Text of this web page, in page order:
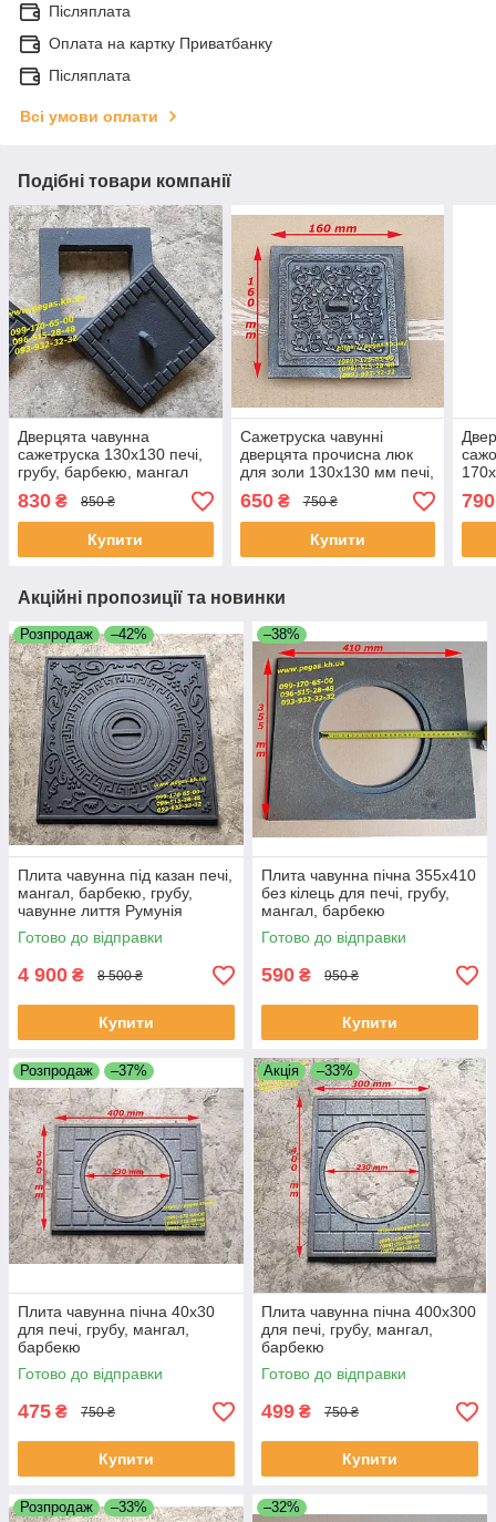
Післяплата
Оплата на картку Приватбанку
Післяплата
Всі умови оплати
Подібні товари компанії
Дверцята чавунна
сажетруска 130х130 печі,
грубу, барбекю, мангал
830 ₴ 850 ₴
Купити
Сажетруска чавунні
дверцята прочисна люк
для золи 130х130 мм печі,
мангал, барбекю
650₴ 750 ₴
Купити
790
Акційні пропозиції та новинки
Розпродаж –42%
Плита чавунна під казан печі,
мангал, барбекю, грубу,
чавунне лиття Румунія
Готово до відправки
4 900 ₴ 8 500 ₴
Купити
–38%
Плита чавунна пічна 355х410
без кілець для печі, грубу,
мангал, барбекю
Готово до відправки
590 ₴ 950 ₴
Купити
Розпродаж –37%
Плита чавунна пічна 40х30
для печі, грубу, мангал,
барбекю
Готово до відправки
475 ₴ 750 ₴
Купити
Акція –33%
Плита чавунна пічна 400х300
для печі, грубу, мангал,
барбекю
Готово до відправки
499 ₴ 750 ₴
Купити
Розпродаж –33% –32%